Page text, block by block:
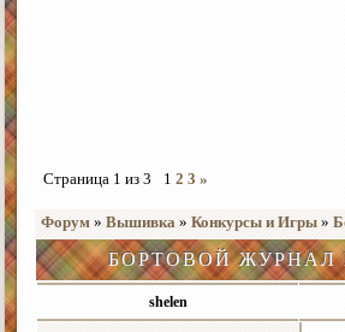
Страница 1 из 3 1 2 3 »
Форум » Вышивка » Конкурсы и Игры »
БОРТОВОЙ ЖУРНАЛ
shelen